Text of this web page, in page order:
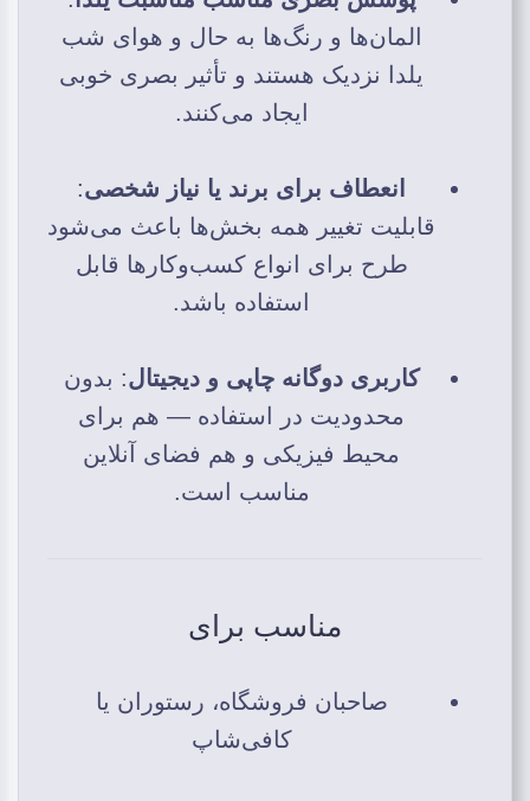
المان‌ها و رنگ‌ها به حال و هوای شب
یلدا نزدیک هستند و تأثیر بصری خوبی
ایجاد می‌کنند.
انعطاف برای برند یا نیاز شخصی:
قابلیت تغییر همه بخش‌ها باعث می‌شود
طرح برای انواع کسب‌وکارها قابل
استفاده باشد.
کاربری دوگانه چاپی و دیجیتال: بدون
محدودیت در استفاده — هم برای
محیط فیزیکی و هم فضای آنلاین
مناسب است.
مناسب برای
صاحبان فروشگاه، رستوران یا
کافی‌شاپ